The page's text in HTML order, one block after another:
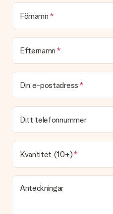
present? Vänligen kontakta
Betalning
Hur kan jag betala min
Vi erbjuder följande
gåva.
Mottagna presenter
Vad händer om jag inte är
Vi beklagar att du inte är fullt
kontakta vår kundtjänst, de
lösning.
Skickas fakturan
Ingen faktura skickas med
skickas alltid med e-
fakturor på ditt MySurprise-
Förnamn
Efternamn
Din e-postadress
Ditt telefonnummer
Kvantitet (10+)
Anteckningar